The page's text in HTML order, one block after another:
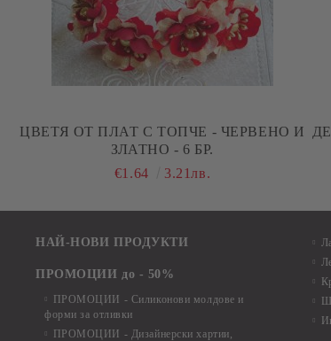
ЦВЕТЯ ОТ ПЛАТ С ТОПЧЕ - ЧЕРВЕНО И
ЗЛАТНО - 6 БР.
€1.64
3.21лв.
НАЙ-НОВИ ПРОДУКТИ
ПРОМОЦИИ до - 50%
ПРОМОЦИИ - Силиконови молдове и
форми за отливки
ПРОМОЦИИ - Дизайнерски хартии,